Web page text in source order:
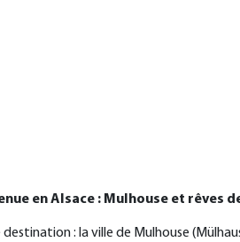
en Alsace : Mulhouse et rêves
: la ville de Mulhouse